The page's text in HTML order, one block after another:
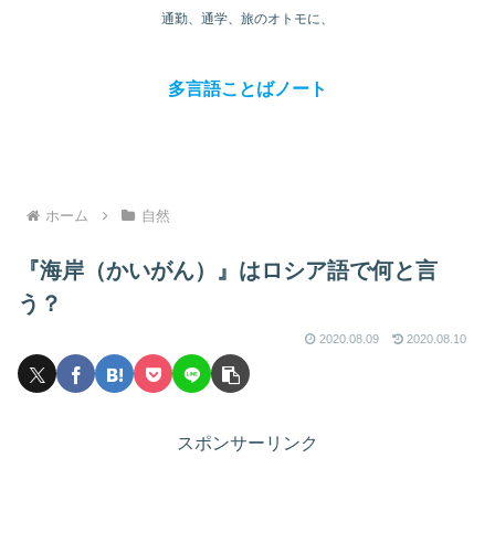
通勤、通学、旅のオトモに、
多言語ことばノート
ホーム 自然
『海岸（かいがん）』はロシア語で何と言
う？
2020.08.09 2020.08.10
スポンサーリンク